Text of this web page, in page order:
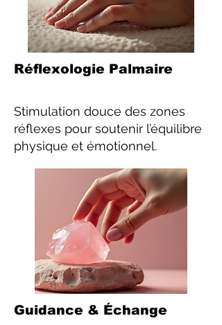
Réflexologie Palmaire
Stimulation douce des zones
réflexes pour soutenir l’équilibre
physique et émotionnel.
Guidance & Échange